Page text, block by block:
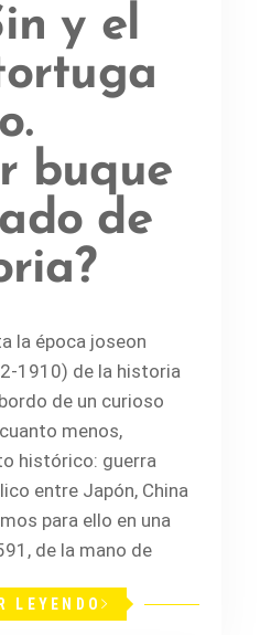
y el
buque
de
la época joseon
1910) de la historia
de un curioso
menos,
histórico: guerra
entre Japón, China
para ello en una
de la mano de
LEYENDO